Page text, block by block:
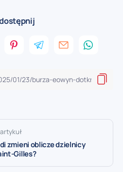
zmieni oblicze dzielnicy
Gilles?